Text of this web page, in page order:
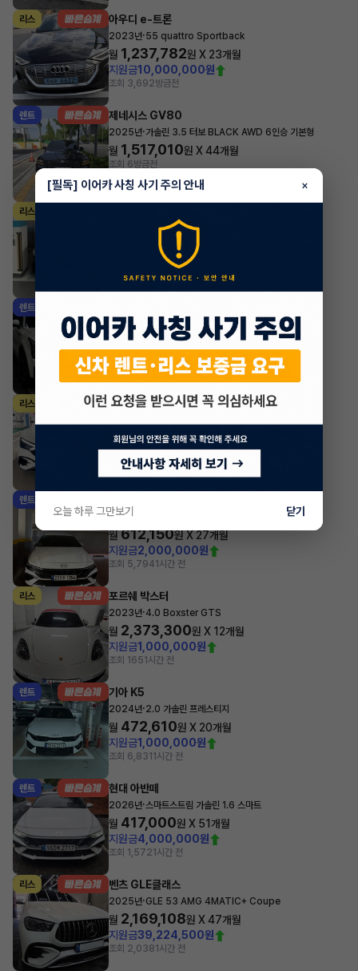
리스 아우디 e-트론
2023년·55 quattro Sportback
월 1,237,782원 X 23개월
지원금10,000,000원
조회 3,692방금전
렌트 제네시스 GV80
2025년·가솔린 3.5 터보 BLACK AWD 6인승 기본형
월 1,517,010원 X44개월
조회 6방금전
리스
그란쿠페 M850i xDrive
1,997,960 원 X
5,000,000원
조회 758방금전
렌트
2025년 2.2 디젤 4WD 5인승 노블레스
월 860,860원 X 44개월
지원금5,000,000원
조회 153방금전
리스 벤츠 EQE
월1,048,800원 X34개월
조회 4,565 1시간 전
렌트
2024년
월 612,150원 X 27개월
지원금2,000,000원
조회 5,7941시간 전
리스 포르쉐 박스터
2023년·4.0 Boxster GTS
월 2,373,300원 X 12개월
지원금1,000,000원
조회 1651시간 전
렌트 기아 K5
2024년·2.0 가솔린 프레스티지
월 472,610원 X 20개월
지원금1,000,000원
조회 6,831 1시간 전
렌트 현대 아반떼
2026년·스마트스트림 가솔린 1.6 스마트
월 417,000원 X 51개월
지원금4,000,000원
조회 1,5721시간 전
리스 벤츠 GLE클래스
2025년·GLE 53 AMG 4MATIC+ Coupe
월 2,169,108원 X47개월
지원금39,224,500원
조회 2,0381시간 전
[필독] 이어카 사칭 사기 주의 안내 ×
오늘 하루 그만보기 닫기